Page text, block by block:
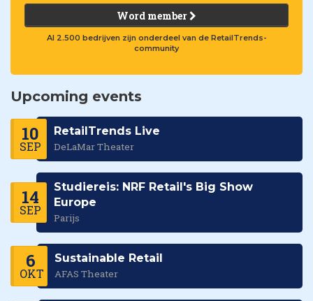
Word member
Al 2.500 bedrijven zijn onderdeel van de RetailTrends-
community
Upcoming events
10
SEP
RetailTrends Live
DeLaMar Theater
14
SEP
Studiereis: NRF Retail's Big Show
Europe
Parijs
6
OKT
Sustainable Retail
AFAS Theater